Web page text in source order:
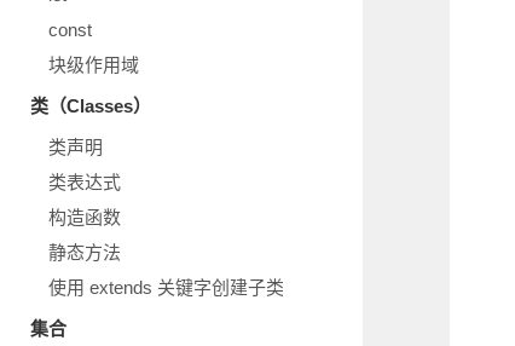
const
块级作用域
类（Classes）
类声明
类表达式
构造函数
静态方法
使用 extends 关键字创建子类
集合